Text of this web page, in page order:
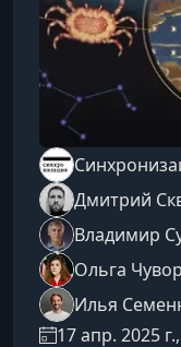
Дмитрий
Владимир
Ольга
Илья
17 апр. 2025